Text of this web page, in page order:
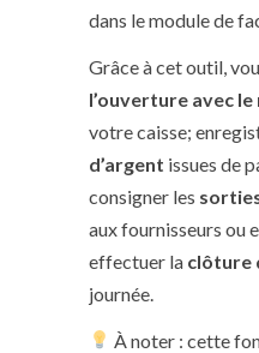
dans le module de
Grâce à cet outil,
l’ouverture avec
votre caisse;
d’argent issues de
consigner les
aux fournisseurs ou
effectuer la clôture
journée.
À noter : cette